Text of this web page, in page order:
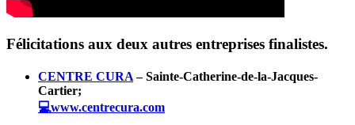
Félicitations aux deux autres entreprises finalistes.
CENTRE CURA– Sainte-Catherine-de-la-Jacques-
Cartier;
💻www.centrecura.com